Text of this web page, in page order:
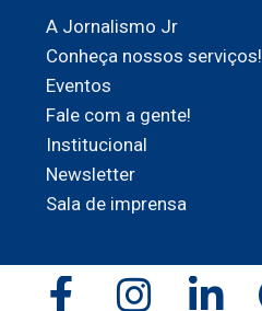
A Jornalismo Jr
Conheça nossos serviços!
Eventos
Fale com a gente!
Institucional
Newsletter
Sala de imprensa